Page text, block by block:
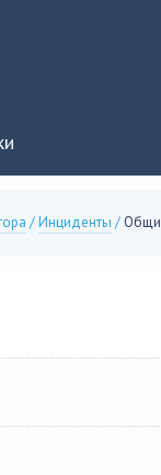
/Инциденты /